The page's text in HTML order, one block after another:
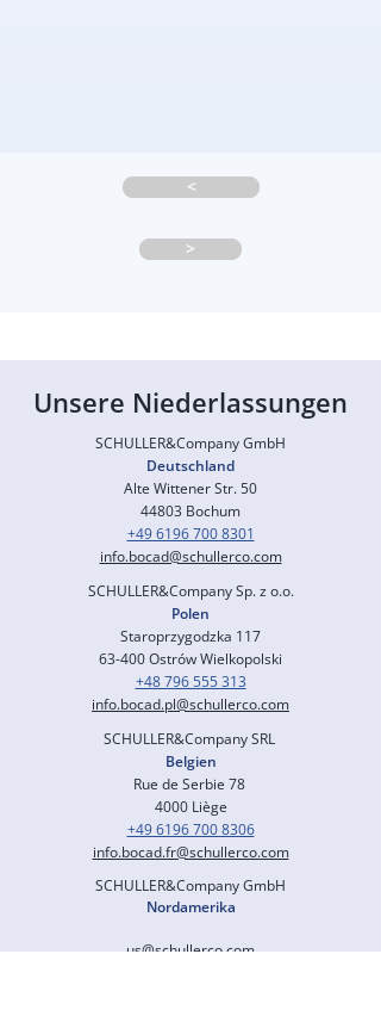
<
>
Unsere Niederlassungen
SCHULLER&Company GmbH
Deutschland
Alte Wittener Str. 50
44803 Bochum
+49 6196 700 8301
info.bocad@schullerco.com
SCHULLER&CompanySp. z o.o.
Polen
Staroprzygodzka 117
63-400 Ostrów Wielkopolski
+48 796 555 313
info.bocad.pl@schullerco.com
SCHULLER&Company SRL
Belgien
Rue de Serbie 78
4000 Liège
+49 6196 700 8306
info.bocad.fr@schullerco.com
SCHULLER&Company GmbH
Nordamerika
us@schullerco.com